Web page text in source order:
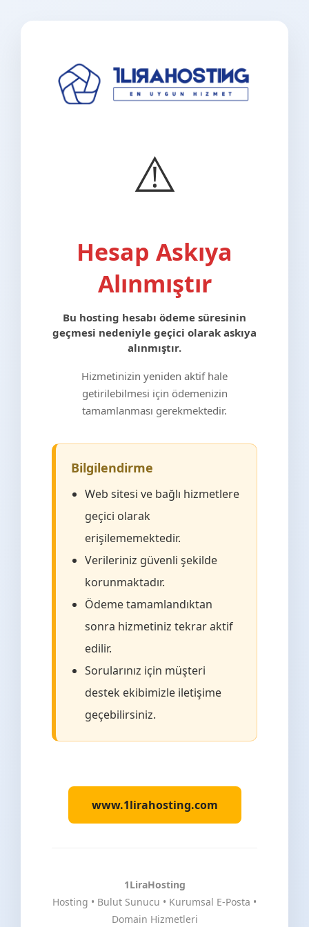
⚠️
Hesap Askıya
Alınmıştır
Bu hosting hesabı ödeme süresinin
geçmesi nedeniyle geçici olarak askıya
alınmıştır.
Hizmetinizin yeniden aktif hale
getirilebilmesi için ödemenizin
tamamlanması gerekmektedir.
Bilgilendirme
Web sitesi ve bağlı hizmetlere
geçici olarak
erişilememektedir.
Verileriniz güvenli şekilde
korunmaktadır.
Ödeme tamamlandıktan
sonra hizmetiniz tekrar aktif
edilir.
Sorularınız için müşteri
destek ekibimizle iletişime
geçebilirsiniz.
www.1lirahosting.com
1LiraHosting
Hosting • Bulut Sunucu • Kurumsal E-Posta •
Domain Hizmetleri